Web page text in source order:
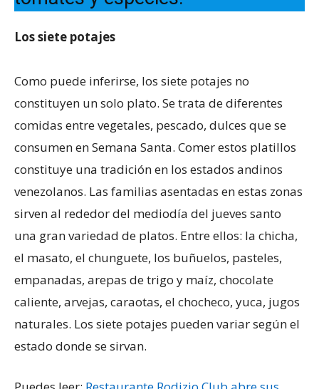
Los siete potajes
Como puede inferirse, los siete potajes no
constituyen un solo plato. Se trata de diferentes
comidas entre vegetales, pescado, dulces que se
consumen en Semana Santa. Comer estos platillos
constituye una tradición en los estados andinos
venezolanos. Las familias asentadas en estas zonas
sirven al rededor del mediodía del jueves santo
una gran variedad de platos. Entre ellos: la chicha,
el masato, el chunguete, los buñuelos, pasteles,
empanadas, arepas de trigo y maíz, chocolate
caliente, arvejas, caraotas, el chocheco, yuca, jugos
naturales. Los siete potajes pueden variar según el
estado donde se sirvan.